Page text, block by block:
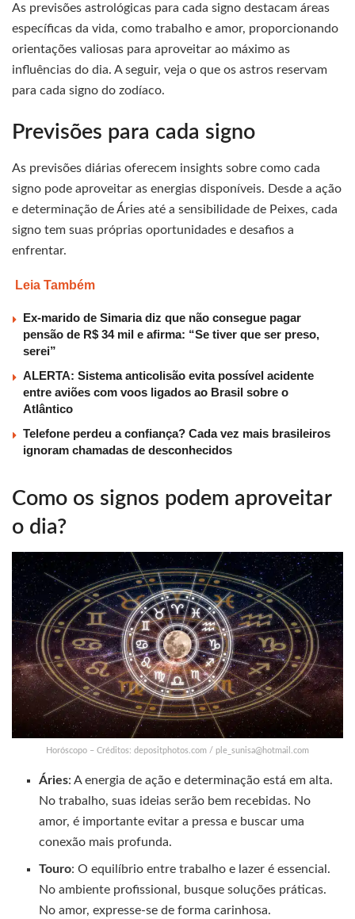
As previsões astrológicas para cada signo destacam áreas
específicas da vida, como trabalho e amor, proporcionando
orientações valiosas para aproveitar ao máximo as
influências do dia. A seguir, veja o que os astros reservam
para cada signo do zodíaco.
Previsões para cada signo
As previsões diárias oferecem insights sobre como cada
signo pode aproveitar as energias disponíveis. Desde a ação
e determinação de Áries até a sensibilidade de Peixes, cada
signo tem suas próprias oportunidades e desafios a
enfrentar.
Leia Também
Ex-marido de Simaria diz que não consegue pagar
pensão de R$ 34 mil e afirma: “Se tiver que ser preso,
serei”
ALERTA: Sistema anticolisão evita possível acidente
entre aviões com voos ligados ao Brasil sobre o
Atlântico
Telefone perdeu a confiança? Cada vez mais brasileiros
ignoram chamadas de desconhecidos
Como os signos podem aproveitar
o dia?
Horóscopo – Créditos: depositphotos.com / ple_sunisa@hotmail.com
Áries: A energia de ação e determinação está em alta.
No trabalho, suas ideias serão bem recebidas. No
amor, é importante evitar a pressa e buscar uma
conexão mais profunda.
Touro: O equilíbrio entre trabalho e lazer é essencial.
No ambiente profissional, busque soluções práticas.
No amor, expresse-se de forma carinhosa.